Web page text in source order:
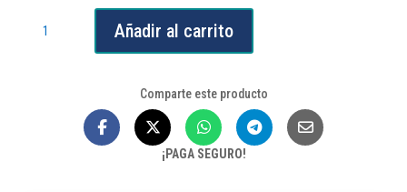
óptico
Añadir al carrito
Comparte este producto
¡PAGA SEGURO!